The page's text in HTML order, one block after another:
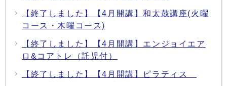
【終了しました】【4月開講】和太鼓講座(火曜
コース・木曜コース)
【終了しました】【4月開講】エンジョイエア
ロ&コアトレ（託児付）
【終了しました】【4月開講】ピラティス